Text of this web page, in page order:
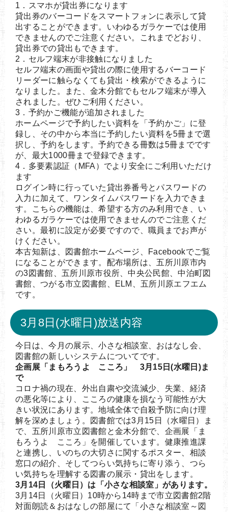
1．スマホが貸出券になります
貸出券のバーコードをスマートフォンに表示して貸
出することができます。いわゆるガラケーでは使用
できませんのでご注意ください。これまでどおり、
貸出券での貸出もできます。
2．セルフ端末が非接触になりました
セルフ端末の画面や貸出の際に使用するバーコード
リーダーに触らなくても貸出・検索ができるように
なりました。また、金木分館でもセルフ端末が導入
されました。ぜひご利用ください。
3．予約かご機能が追加されました
ホームページで予約したい資料を「予約かご」に登
録し、その中から本当に予約したい資料を5冊まで選
択し、予約をします。予約できる冊数は5冊までです
が、最大1000冊まで登録できます。
4．多要素認証（MFA）でより安全にご利用いただけ
ます
ログイン時に行っていた貸出券番号とパスワードの
入力に加えて、ワンタイムパスワードを入力できま
す。こちらの機能は、希望する方のみ利用でき、い
わゆるガラケーでは使用できませんのでご注意くだ
さい。最初に設定が必要ですので、職員までお声が
けください。
本古知新は、図書館ホームページ、Facebookでご覧
になることができます。配布場所は、五所川原市内
の3図書館、五所川原市役所、中央公民館、中泊町図
書館、つがる市立図書館、ELM、五所川原エフエム
です。
3月8日(水曜日)放送内容
今日は、今月の展示、小さな相談室、おはなし会、
図書館の新しいシステムについてです。
企画展「まもろうよ こころ」 3月15日(水曜日)ま
で
コロナ禍の現在、外出自粛や交流減少、失業、経済
の悪化等により、こころの健康を損なう可能性が大
きい状況にあります。地域全体で自殺予防に向け理
解を深めましょう。図書館では3月15日（水曜日）ま
で、五所川原市立図書館と金木分館で、企画展「ま
もろうよ こころ」を開催しています。健康推進課
と連携し、いのちの大切さに関するポスター、相談
窓口の紹介、そしてつらい気持ちに寄り添う、つら
い気持ちを理解する図書の展示・貸出をします。
3月14日（火曜日）は「小さな相談室」があります。
3月14日（火曜日）10時から14時まで市立図書館2階
対面朗読＆おはなしの部屋にて「小さな相談室～図